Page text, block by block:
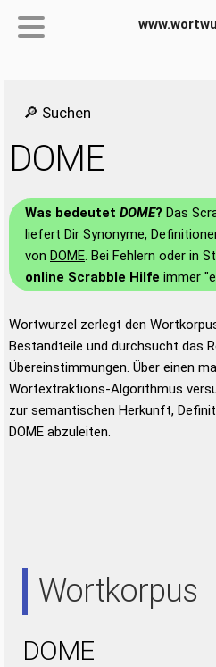
🔎 Suchen
DOME
Was bedeutet DOME? Das
liefert Dir Synonyme,
von DOME. Bei Fehlern oder in
online Scrabble Hilfe immer
Wortwurzel zerlegt den
Bestandteile und durchsucht das
Übereinstimmungen. Über einen
Wortextraktions-Algorithmus
zur semantischen Herkunft,
DOME abzuleiten.
Wortkorpus
DOME